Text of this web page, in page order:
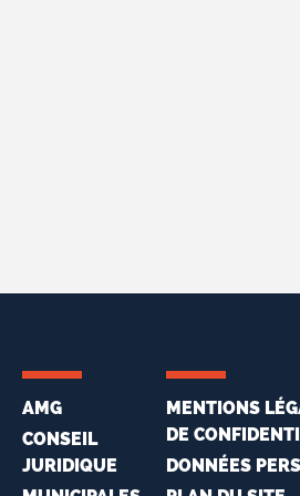
AMG
CONSEIL
JURIDIQUE
MENTIONS
DE
DONNÉES